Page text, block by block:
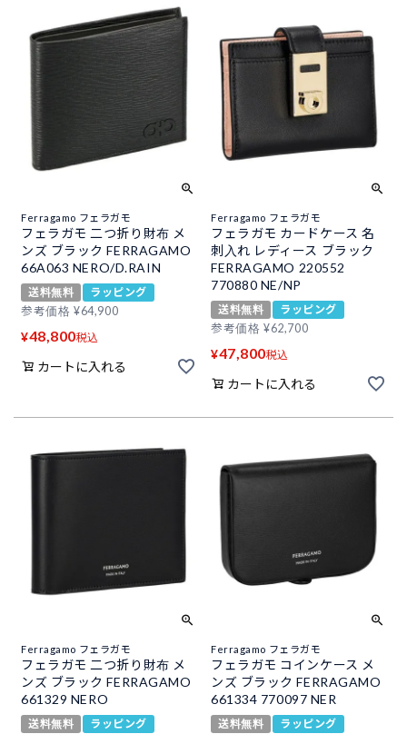
Ferragamo フェラガモ
フェラガモ 二つ折り財布 メ
ンズ ブラック FERRAGAMO
66A063 NERO/D.RAIN
送料無料
ラッピング
参考価格 ¥64,900
¥48,800税込
カートに入れる
Ferragamo フェラガモ
フェラガモ カードケース 名
刺入れ レディース ブラック
FERRAGAMO 220552
770880 NE/NP
送料無料
ラッピング
参考価格 ¥62,700
¥47,800税込
カートに入れる
Ferragamo フェラガモ
フェラガモ 二つ折り財布 メ
ンズ ブラック FERRAGAMO
661329 NERO
送料無料
ラッピング
Ferragamo フェラガモ
フェラガモ コインケース メ
ンズ ブラック FERRAGAMO
661334 770097 NER
送料無料
ラッピング